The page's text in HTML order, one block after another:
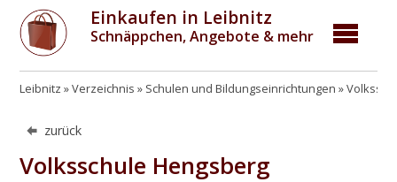
Einkaufen in Leibnitz
Schnäppchen, Angebote & mehr
Leibnitz Verzeichnis Schulen und Bildungseinrichtungen
zurück
Volksschule Hengsberg